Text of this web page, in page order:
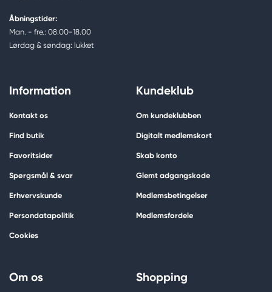
Åbningstider:
Man. - fre.: 08.00-18.00
Lørdag & søndag: lukket
Information
Kontakt os
Find butik
Favoritsider
Spørgsmål & svar
Erhvervskunde
Persondatapolitik
Cookies
Kundeklub
Om kundeklubben
Digitalt medlemskort
Skab konto
Glemt adgangskode
Medlemsbetingelser
Medlemsfordele
Om os Shopping